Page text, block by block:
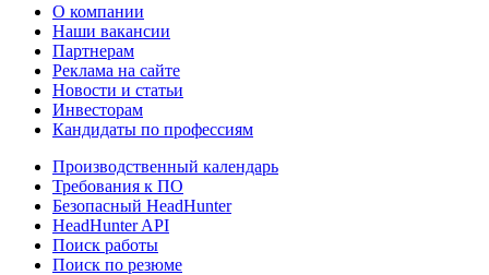
О компании
Наши вакансии
Партнерам
Реклама на сайте
Новости и статьи
Инвесторам
Кандидаты по профессиям
Производственный календарь
Требования к ПО
Безопасный HeadHunter
HeadHunter API
Поиск работы
Поиск по резюме